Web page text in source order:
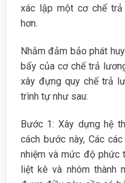
xác lập một cơ chế
hơn.
Nhằm đảm bảo phát
bẩy của cơ chế trả
xây đựng quy chế trả
trình tự như sau:
Bước 1: Xây dựng hệ
cách bước này, Các
nhiệm và mức độ phức
liệt kê và nhóm thành